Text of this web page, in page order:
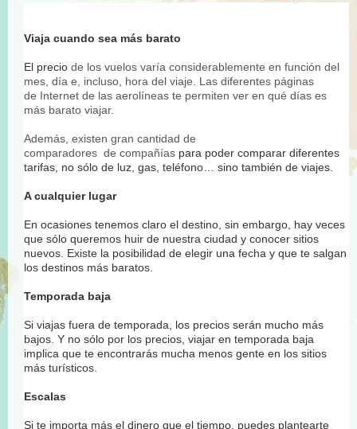
Viaja cuando sea más barato
El precio de los vuelos varía considerablemente en función del
mes, día e, incluso, hora del viaje. Las diferentes páginas
de Internet de las aerolíneas te permiten ver en qué días es
más barato viajar.
Además, existen gran cantidad de
comparadores de compañías para poder comparar diferentes
tarifas, no sólo de luz, gas, teléfono… sino también de viajes.
A cualquier lugar
En ocasiones tenemos claro el destino, sin embargo, hay veces
que sólo queremos huir de nuestra ciudad y conocer sitios
nuevos. Existe la posibilidad de elegir una fecha y que te salgan
los destinos más baratos.
Temporada baja
Si viajas fuera de temporada, los precios serán mucho más
bajos. Y no sólo por los precios, viajar en temporada baja
implica que te encontrarás mucha menos gente en los sitios
más turísticos.
Escalas
Si te importa más el dinero que el tiempo, puedes plantearte